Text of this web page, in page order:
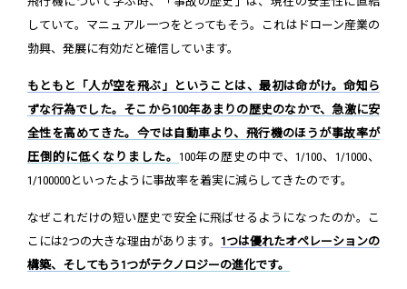
していて。マニュアル一つをとってもそう。これはドローン産業の
勃興、発展に有効だと確信しています。
もともと「人が空を飛ぶ」ということは、最初は命がけ。命知ら
ずな行為でした。そこから100年あまりの歴史のなかで、急激に安
全性を高めてきた。今では自動車より、飛行機のほうが事故率が
圧倒的に低くなりました。 100年の歴史の中で、1/100、1/1000、
1/100000といったように事故率を着実に減らしてきたのです。
なぜこれだけの短い歴史で安全に飛ばせるようになったのか。こ
こには2つの大きな理由があります。 1つは優れたオペレーションの
構築、そしてもう1つがテクノロジーの進化です。